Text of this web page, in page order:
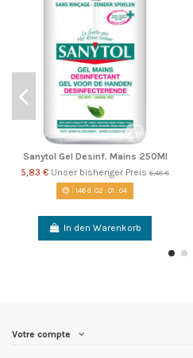
Sanytol Gel Desinf. Mains 250Ml
5,83 € Unser bisheriger Preis 6,48 €
146d. 02 :01 :04
In den Warenkorb
Votre compte